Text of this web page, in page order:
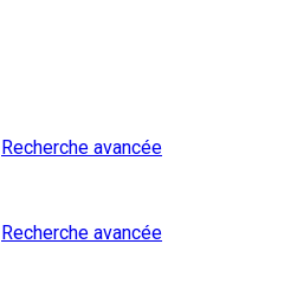
Recherche avancée
Recherche avancée